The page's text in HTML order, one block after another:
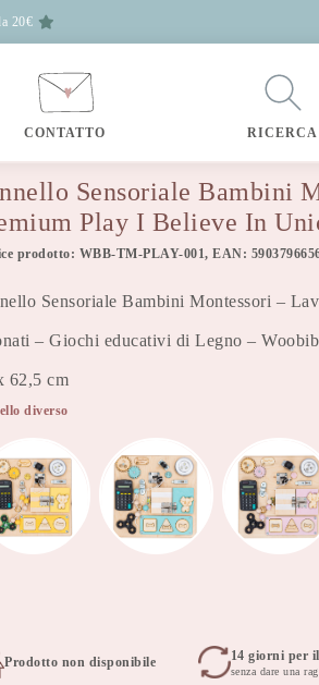
20€
CONTATTO RICERCA
Sensoriale Bambini
Play I Believe In
prodotto: WBB-TM-PLAY-001, EAN:
Sensoriale Bambini Montessori –
– Giochi educativi di Legno –
62,5 cm
diverso
Prodotto non disponibile 14 giorni per
senza dare una